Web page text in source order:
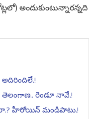
అందుకుంటున్నారన్నది
తెలంగాణ.. రెండూ నావే.!
హీరోయిన్ మండిపాటు.!